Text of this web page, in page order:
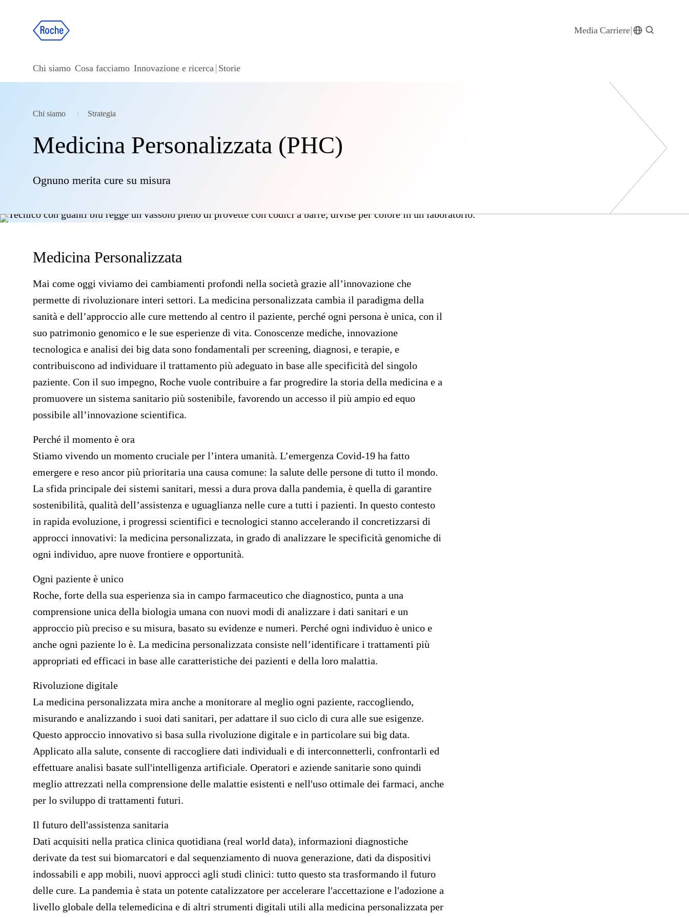
Media Carriere
Chi siamo Cosa facciamo Innovazione e ricerca Storie
Chi siamo Strategia
Medicina Personalizzata (PHC)
Ognuno merita cure su misura
Medicina Personalizzata
Mai come oggi viviamo dei cambiamenti profondi nella società grazie all’innovazione che
permette di rivoluzionare interi settori. La medicina personalizzata cambia il paradigma della
sanità e dell’approccio alle cure mettendo al centro il paziente, perché ogni persona è unica, con il
suo patrimonio genomico e le sue esperienze di vita. Conoscenze mediche, innovazione
tecnologica e analisi dei big data sono fondamentali per screening, diagnosi, e terapie, e
contribuiscono ad individuare il trattamento più adeguato in base alle specificità del singolo
paziente. Con il suo impegno, Roche vuole contribuire a far progredire la storia della medicina e a
promuovere un sistema sanitario più sostenibile, favorendo un accesso il più ampio ed equo
possibile all’innovazione scientifica.
Perché il momento è ora
Stiamo vivendo un momento cruciale per l’intera umanità. L’emergenza Covid-19 ha fatto
emergere e reso ancor più prioritaria una causa comune: la salute delle persone di tutto il mondo.
La sfida principale dei sistemi sanitari, messi a dura prova dalla pandemia, è quella di garantire
sostenibilità, qualità dell’assistenza e uguaglianza nelle cure a tutti i pazienti. In questo contesto
in rapida evoluzione, i progressi scientifici e tecnologici stanno accelerando il concretizzarsi di
approcci innovativi: la medicina personalizzata, in grado di analizzare le specificità genomiche di
ogni individuo, apre nuove frontiere e opportunità.
Ogni paziente è unico
Roche, forte della sua esperienza sia in campo farmaceutico che diagnostico, punta a una
comprensione unica della biologia umana con nuovi modi di analizzare i dati sanitari e un
approccio più preciso e su misura, basato su evidenze e numeri. Perché ogni individuo è unico e
anche ogni paziente lo è. La medicina personalizzata consiste nell’identificare i trattamenti più
appropriati ed efficaci in base alle caratteristiche dei pazienti e della loro malattia.
Rivoluzione digitale
La medicina personalizzata mira anche a monitorare al meglio ogni paziente, raccogliendo,
misurando e analizzando i suoi dati sanitari, per adattare il suo ciclo di cura alle sue esigenze.
Questo approccio innovativo si basa sulla rivoluzione digitale e in particolare sui big data.
Applicato alla salute, consente di raccogliere dati individuali e di interconnetterli, confrontarli ed
effettuare analisi basate sull'intelligenza artificiale. Operatori e aziende sanitarie sono quindi
meglio attrezzati nella comprensione delle malattie esistenti e nell'uso ottimale dei farmaci, anche
per lo sviluppo di trattamenti futuri.
Il futuro dell'assistenza sanitaria
Dati acquisiti nella pratica clinica quotidiana (real world data), informazioni diagnostiche
derivate da test sui biomarcatori e dal sequenziamento di nuova generazione, dati da dispositivi
indossabili e app mobili, nuovi approcci agli studi clinici: tutto questo sta trasformando il futuro
delle cure. La pandemia è stata un potente catalizzatore per accelerare l'accettazione e l'adozione a
livello globale della telemedicina e di altri strumenti digitali utili alla medicina personalizzata per